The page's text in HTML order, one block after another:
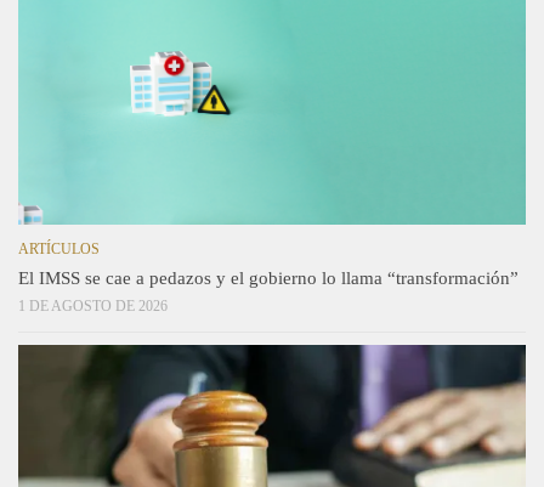
ARTÍCULOS
El IMSS se cae a pedazos y el gobierno lo llama “transformación”
1 DE AGOSTO DE 2026